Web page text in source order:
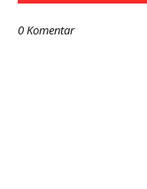
0 Komentar